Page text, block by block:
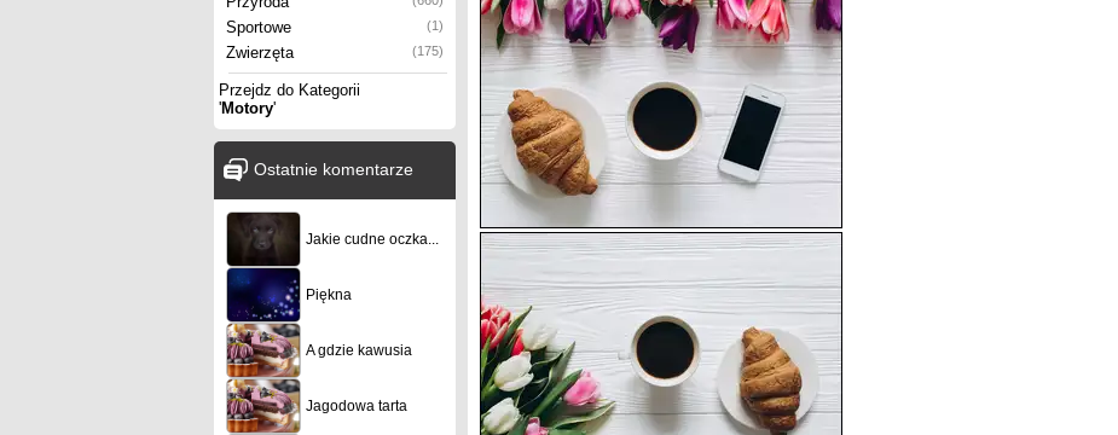
Sportowe (1)
Zwierzęta (175)
Przejdz do Kategorii
'Motory'
Ostatnie komentarze
Jakie cudne oczka...
Piękna
A gdzie kawusia
Jagodowa tarta